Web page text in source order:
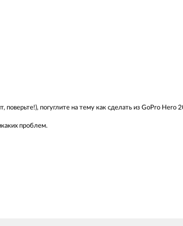
поверьте!), погуглите на тему как сделать из GoPro Hero
проблем.